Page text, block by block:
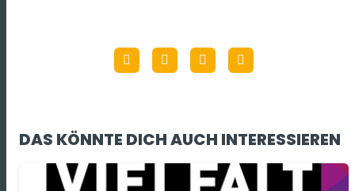
DAS KÖNNTE DICH AUCH INTERESSIEREN